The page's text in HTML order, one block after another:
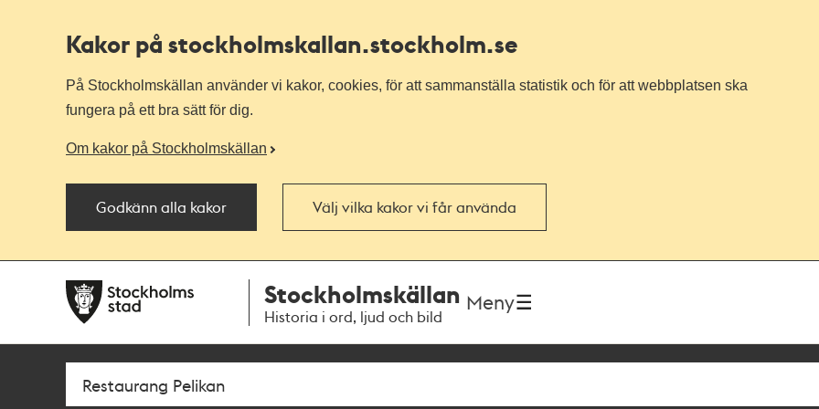
Kakor på stockholmskallan.stockholm.se
På Stockholmskällan använder vi kakor, cookies, för att sammanställa statistik och för att webbplatsen ska
fungera på ett bra sätt för dig.
Om kakor på Stockholmskällan
Godkänn alla kakor Välj vilka kakor vi får använda
navigationen
huvudinnehållet
Stockholmskällan
Historia i ord, ljud och bild
Meny
Sök